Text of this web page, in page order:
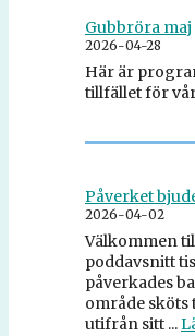
Gubbröra maj
2026-04-28
Här är
tillfället för
Påverket
2026-04-02
Välkommen
poddavsnitt
påverkades
område sköts
utifrån sitt ...